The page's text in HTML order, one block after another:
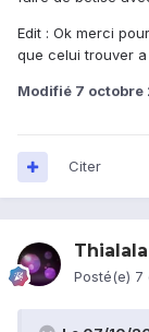
Edit : Ok merci
que celui trouver a
Modifié 7 octobre
Citer
Thialala
Posté(e) 7